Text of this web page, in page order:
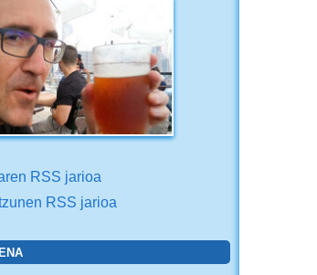
RSS jarioa
RSS jarioa